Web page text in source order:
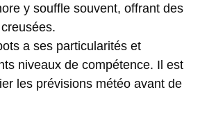
y souffle souvent, offrant des
a ses particularités et
niveaux de compétence. Il est
les prévisions météo avant de